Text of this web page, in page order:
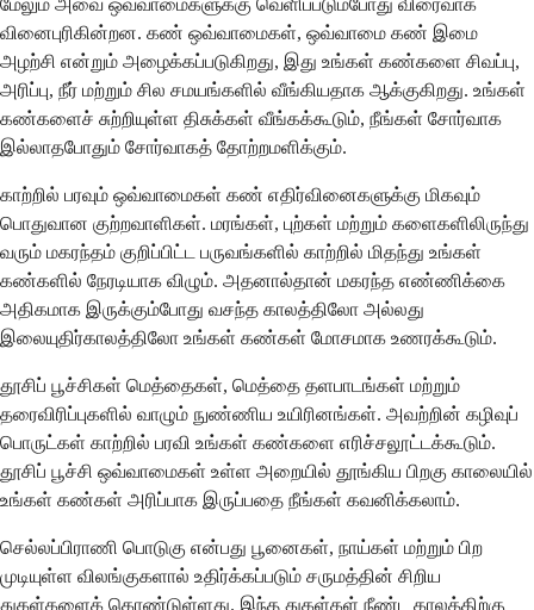
வினைபுரிகின்றன. கண் ஒவ்வாமைகள், ஒவ்வாமை கண் இமை
அழற்சி என்றும் அழைக்கப்படுகிறது, இது உங்கள் கண்களை சிவப்பு,
அரிப்பு, நீர் மற்றும் சில சமயங்களில் வீங்கியதாக ஆக்குகிறது. உங்கள்
கண்களைச் சுற்றியுள்ள திசுக்கள் வீங்கக்கூடும், நீங்கள் சோர்வாக
இல்லாதபோதும் சோர்வாகத் தோற்றமளிக்கும்.
காற்றில் பரவும் ஒவ்வாமைகள் கண் எதிர்வினைகளுக்கு மிகவும்
பொதுவான குற்றவாளிகள். மரங்கள், புற்கள் மற்றும் களைகளிலிருந்து
வரும் மகரந்தம் குறிப்பிட்ட பருவங்களில் காற்றில் மிதந்து உங்கள்
கண்களில் நேரடியாக விழும். அதனால்தான் மகரந்த எண்ணிக்கை
அதிகமாக இருக்கும்போது வசந்த காலத்திலோ அல்லது
இலையுதிர்காலத்திலோ உங்கள் கண்கள் மோசமாக உணரக்கூடும்.
தூசிப் பூச்சிகள் மெத்தைகள், மெத்தை தளபாடங்கள் மற்றும்
தரைவிரிப்புகளில் வாழும் நுண்ணிய உயிரினங்கள். அவற்றின் கழிவுப்
பொருட்கள் காற்றில் பரவி உங்கள் கண்களை எரிச்சலூட்டக்கூடும்.
தூசிப் பூச்சி ஒவ்வாமைகள் உள்ள அறையில் தூங்கிய பிறகு காலையில்
உங்கள் கண்கள் அரிப்பாக இருப்பதை நீங்கள் கவனிக்கலாம்.
செல்லப்பிராணி பொடுகு என்பது பூனைகள், நாய்கள் மற்றும் பிற
முடியுள்ள விலங்குகளால் உதிர்க்கப்படும் சருமத்தின் சிறிய
துகள்களைக் கொண்டுள்ளது. இந்த துகள்கள் நீண்ட காலத்திற்கு